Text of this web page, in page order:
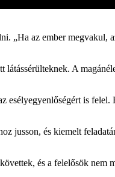
„Ha az ember megvakul,
A
is
jusson, és kiemelt
és a felelősök nem